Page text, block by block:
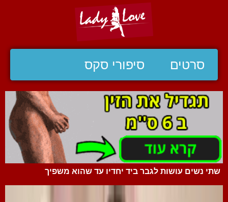
סרטים סיפורי סקס
שתי נשים עושות לגבר ביד יחדיו עד שהוא משפיך